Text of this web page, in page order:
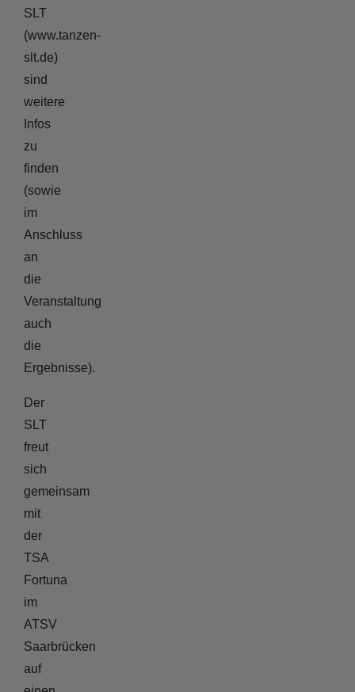
SLT
(www.tanzen-
slt.de)
sind
weitere
Infos
zu
finden
(sowie
im
Anschluss
an
die
Veranstaltung
auch
die
Ergebnisse).
Der
SLT
freut
sich
gemeinsam
mit
der
TSA
Fortuna
im
ATSV
Saarbrücken
auf